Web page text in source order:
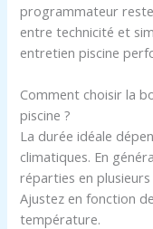
programmateur
entre technicité et
entretien piscine
Comment choisir la
piscine ?
La durée idéale
climatiques. En
réparties en
Ajustez en fonction
température.